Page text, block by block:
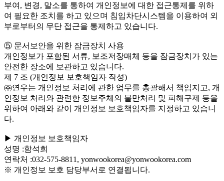
부여, 변경, 말소를 통하여 개인정보에 대한 접근통제를 위하
여 필요한 조치를 하고 있으며 침입차단시스템을 이용하여 외
부로부터의 무단 접근을 통제하고 있습니다.
⑤ 문서보안을 위한 잠금장치 사용
개인정보가 포함된 서류, 보조저장매체 등을 잠금장치가 있는
안전한 장소에 보관하고 있습니다.
제 7 조 (개인정보 보호책임자 작성)
㈜연우는 개인정보 처리에 관한 업무를 총괄해서 책임지고, 개
인정보 처리와 관련한 정보주체의 불만처리 및 피해구제 등을
위하여 아래와 같이 개인정보 보호책임자를 지정하고 있습니
다.
▶ 개인정보 보호책임자
성명 :함석희
연락처 :032-575-8811, yonwookorea@yonwookorea.com
※ 개인정보 보호 담당부서로 연결됩니다.